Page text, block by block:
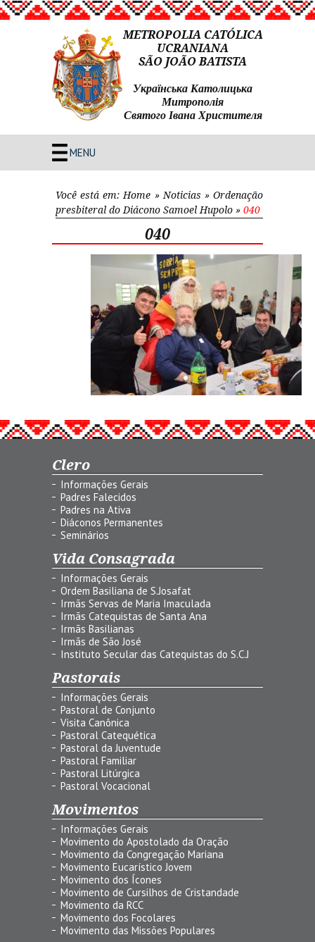
METROPOLIA CATÓLICA
UCRANIANA
SÃO JOÃO BATISTA
Українська Католицька
Митрополія
Святого Івана Христителя
MENU
Você está em: Home » Noticias »Ordenação
presbiteral do Diácono Samoel Hupolo » 040
040
Clero
Informações Gerais
Padres Falecidos
Padres na Ativa
Diáconos Permanentes
Seminários
Vida Consagrada
Informações Gerais
Ordem Basiliana de S.Josafat
Irmãs Servas de Maria Imaculada
Irmãs Catequistas de Santa Ana
Irmãs Basilianas
Irmãs de São José
Instituto Secular das Catequistas do S.C.J
Pastorais
Informações Gerais
Pastoral de Conjunto
Visita Canônica
Pastoral Catequética
Pastoral da Juventude
Pastoral Familiar
Pastoral Litúrgica
Pastoral Vocacional
Movimentos
Informações Gerais
Movimento do Apostolado da Oração
Movimento da Congregação Mariana
Movimento Eucarístico Jovem
Movimento dos Ícones
Movimento de Cursilhos de Cristandade
Movimento da RCC
Movimento dos Focolares
Movimento das Missões Populares